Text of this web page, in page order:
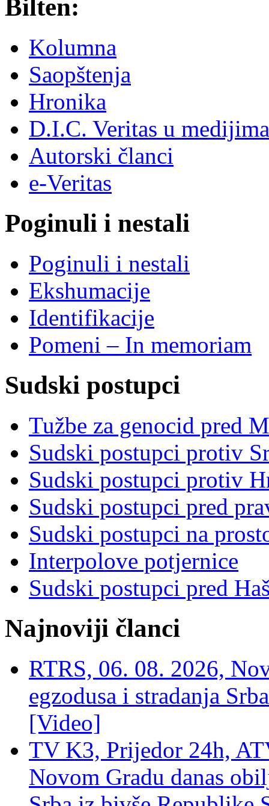
Bilten:
Kolumna
Saopštenja
Hronika
D.I.C. Veritas u medijima
Autorski članci
e-Veritas
Poginuli i nestali
Poginuli i nestali
Ekshumacije
Identifikacije
Pomeni – In memoriam
Sudski postupci
Tužbe za genocid pred
Sudski postupci protiv
Sudski postupci protiv
Sudski postupci pred
Sudski postupci na
Interpolove potjernice
Sudski postupci pred
Najnoviji članci
RTRS, 06. 08. 2026,
egzodusa i stradanja
[Video]
TV K3, Prijedor 24h,
Novom Gradu danas